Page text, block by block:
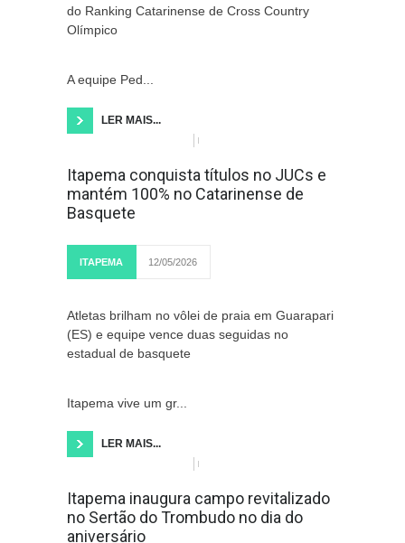
do Ranking Catarinense de Cross Country
Olímpico
A equipe Ped...
LER MAIS...
Itapema conquista títulos no JUCs e
mantém 100% no Catarinense de
Basquete
ITAPEMA 12/05/2026
Atletas brilham no vôlei de praia em Guarapari
(ES) e equipe vence duas seguidas no
estadual de basquete
Itapema vive um gr...
LER MAIS...
Itapema inaugura campo revitalizado
no Sertão do Trombudo no dia do
aniversário